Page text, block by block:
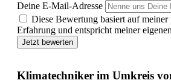
Deine E-Mail-Adresse
Diese Bewertung basiert auf meiner
Erfahrung und entspricht meiner
Jetzt bewerten
Klimatechniker im Umkreis